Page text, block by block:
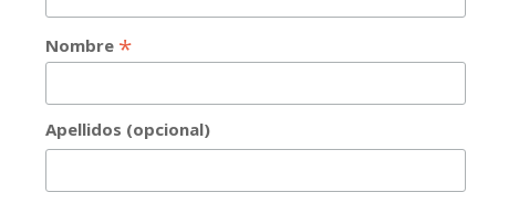
Nombre *
Apellidos (opcional)